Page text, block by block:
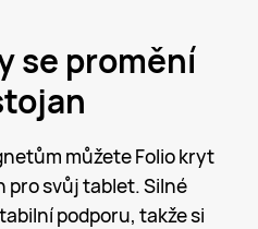
se promění
můžete Folio kryt
pro svůj tablet. Silné
podporu, takže si